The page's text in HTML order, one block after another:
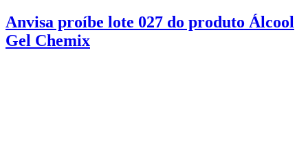
Anvisa proíbe lote 027 do produto Álcool
Gel Chemix